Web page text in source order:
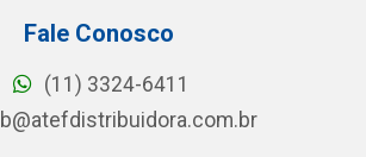
Fale Conosco
(11) 3324-6411